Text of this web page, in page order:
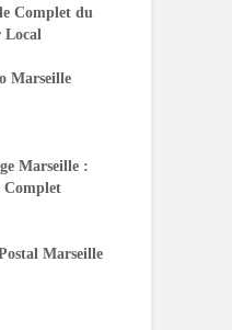
Complet du
Local
Marseille
Marseille :
Complet
Marseille